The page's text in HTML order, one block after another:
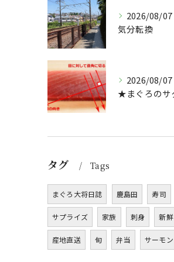
2026/08/07
気分転換
2026/08/07
タグ Tags
まぐろ大将日誌 鹿島田 寿司
サプライズ 家族 刺身 新鮮
産地直送 旬 弁当 サーモン